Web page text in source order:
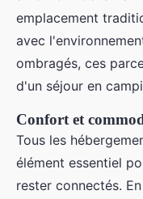
emplacement
avec
ombragés, ces
d'un séjour en
Confort et
Tous les
élément essentiel
rester connectés.